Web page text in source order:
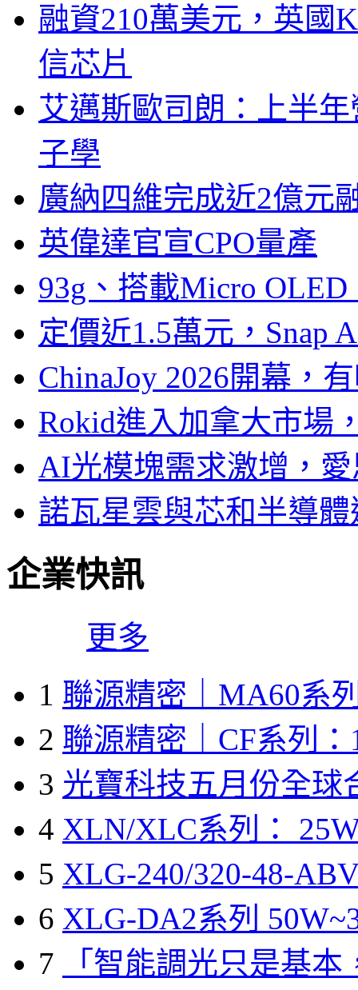
融資210萬美元，英國
信芯片
艾邁斯歐司朗：上半
子學
廣納四維完成近2億元
英偉達官宣CPO量產
93g、搭載Micro
定價近1.5萬元，Snap
ChinaJoy 2026開幕，
Rokid進入加拿大市場
AI光模塊需求激增，
諾瓦星雲與芯和半導
企業快訊
更多
1 聯源精密｜MA60系
2 聯源精密｜CF系列：
3 光寶科技五月份全球
4 XLN/XLC系列：
5 XLG-240/320-48-
6 XLG-DA2系列
7
「智能調光只是基本